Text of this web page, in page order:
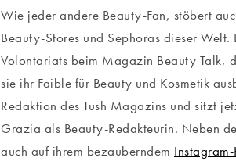
Wie jeder andere Beauty-Fan, stöbert
Beauty-Stores und Sephoras dieser
Volontariats beim Magazin Beauty Talk,
sie ihr Faible für Beauty und Kosmetik
Redaktion des Tush Magazins und sitzt
Grazia als Beauty-Redakteurin. Neben
auch auf ihrem bezauberndem